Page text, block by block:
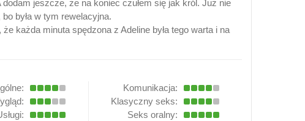
jeszcze, że na koniec czułem się jak król. Już nie
była w tym rewelacyjna.
każda minuta spędzona z Adeline była tego warta i na
Komunikacja:
Klasyczny seks:
Seks oralny: